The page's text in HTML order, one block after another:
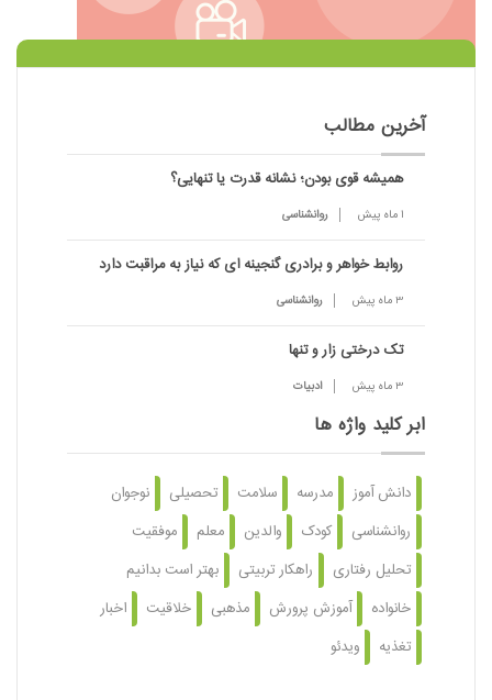
آخرین مطالب
همیشه قوی بودن؛ نشانه قدرت یا تنهایی؟
1 ماه پیش روانشناسی
روابط خواهر و برادری گنجینه ای که نیاز به مراقبت دارد
3 ماه پیش روانشناسی
تک درختی زار و تنها
3 ماه پیش ادبیات
ابر کلید واژه ها
دانش آموز مدرسه سلامت تحصیلی
نوجوان
روانشناسی
کودک والدین معلم
موفقیت
تحلیل رفتاری
راهکار تربیتی
بهتر است بدانیم
خانواده
آموزش پرورش مذهبی خلاقیت
اخبار
تغذیه
ویدئو